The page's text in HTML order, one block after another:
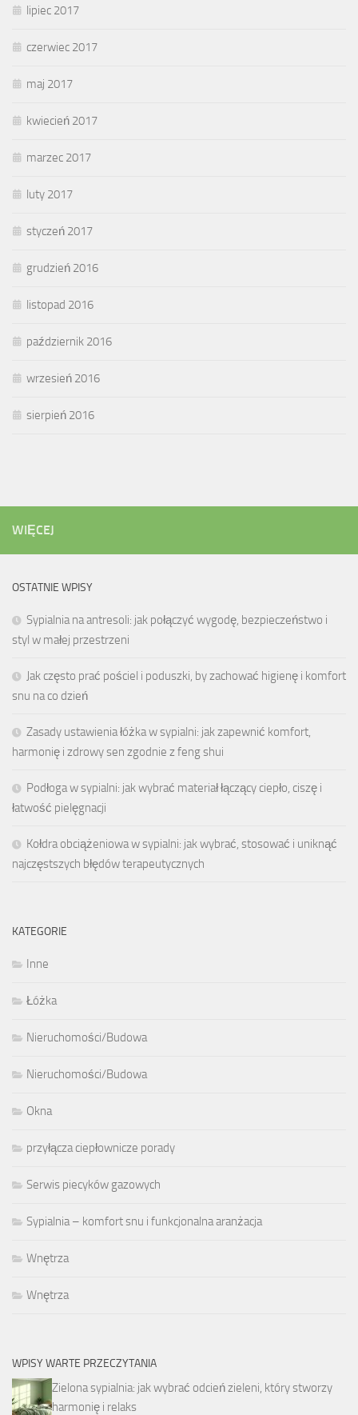
lipiec 2017
czerwiec 2017
maj 2017
kwiecień 2017
marzec 2017
luty 2017
styczeń 2017
grudzień 2016
listopad 2016
październik 2016
wrzesień 2016
sierpień 2016
WIĘCEJ
OSTATNIE WPISY
Sypialnia na antresoli: jak połączyć wygodę, bezpieczeństwo i
styl w małej przestrzeni
Jak często prać pościel i poduszki, by zachować higienę i komfort
snu na co dzień
Zasady ustawienia łóżka w sypialni: jak zapewnić komfort,
harmonię i zdrowy sen zgodnie z feng shui
Podłoga w sypialni: jak wybrać materiał łączący ciepło, ciszę i
łatwość pielęgnacji
Kołdra obciążeniowa w sypialni: jak wybrać, stosować i uniknąć
najczęstszych błędów terapeutycznych
KATEGORIE
Inne
Łóżka
Nieruchomości/Budowa
Nieruchomości/Budowa
Okna
przyłącza ciepłownicze porady
Serwis piecyków gazowych
Sypialnia – komfort snu i funkcjonalna aranżacja
Wnętrza
Wnętrza
WPISY WARTE PRZECZYTANIA
Zielona sypialnia: jak wybrać odcień zieleni, który stworzy
harmonię i relaks